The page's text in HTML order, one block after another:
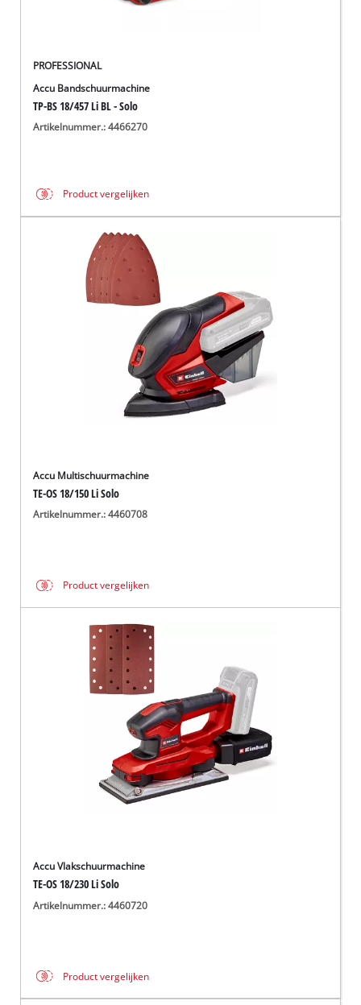
PROFESSIONAL
Accu Bandschuurmachine
TP-BS 18/457 Li BL - Solo
Artikelnummer.: 4466270
Product vergelijken
Accu Multischuurmachine
TE-OS 18/150 Li Solo
Artikelnummer.: 4460708
Product vergelijken
Accu Vlakschuurmachine
TE-OS 18/230 Li Solo
Artikelnummer.: 4460720
Product vergelijken